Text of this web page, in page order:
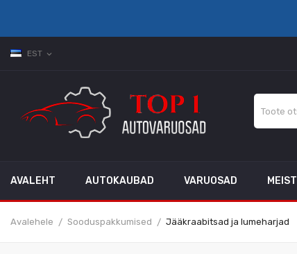
EST expand_more
AVALEHT AUTOKAUBAD VARUOSAD MEIST
Avalehele Sooduspakkumised Jääkraabitsad ja lumeharjad